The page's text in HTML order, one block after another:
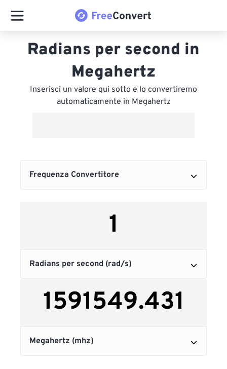
Radians per second in
Megahertz
Inserisci un valore qui sotto e lo convertiremo
automaticamente in Megahertz